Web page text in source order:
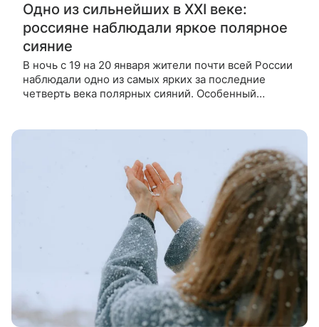
Одно из сильнейших в XXI веке:
россияне наблюдали яркое полярное
сияние
В ночь с 19 на 20 января жители почти всей России
наблюдали одно из самых ярких за последние
четверть века полярных сияний. Особенный